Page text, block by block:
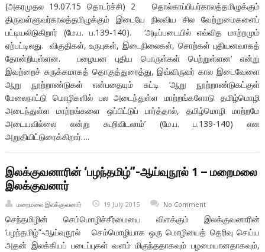
(அகரமுதல 19.07.15 தொடர்ச்சி) 2 தொல்காப்பியர்காலத்தமிழுக்கும்
திருவள்ளுவர்காலத்தமிழுக்கும் இடையே நிலவிய சில வேற்றுமைகளைப்
பட்டியலிடுகிறார் (மே.ப. ப.139-140). ‘அடிப்படையில் எவ்வித மாற்றமும்
ஏற்பட்டிலது. விகுதிகள், உருபுகள், இடைநிலைகள், சொற்கள் புதியனவாகத்
தோன்றியுள்ளன. பழையன புதிய பொருள்கள் பெற்றுள்ளன’ என்று
இவற்றைச் சுருக்கமாகத் தொகுத்துரைத்து, இவ்விருவர் கால இடைவேளை
ஆறு நூற்றாண்டுகள் என்பதையும் சுட்டி ‘ஆறு நூற்றாண்டுகட்குள்
மேலைநாட்டு மொழிகளில் பல அடைந்துள்ள மாற்றங்களோடு தமிழ்மொழி
அடைந்துள்ள மாற்றங்களை ஒப்பிட்டுப் பார்த்தால், தமிழ்மொழி மாற்றமே
அடையவில்லை என்று கூறிவிடலாம்’ (மே.ப. ப.139-140) என
அறுதியிட்டுரைக்கிறார்….
இலக்குவனாரின் ‘பழந்தமிழ்”-ஆய்வுநூல் 1 – மறைமலை
இலக்குவனார்
மறைமலை இலக்குவனார் 19 July 2015 No Comment
செந்தமிழின் செம்மொழிச்சீர்மையை விளக்கும் இலக்குவனாரின்
‘பழந்தமிழ்”-ஆய்வுநூல் செம்மொழியாக ஒரு மொழியைத் தெரிவு செய்ய
அதன் இலக்கியப் படைப்புகள் வளம் மிகுந்ததாகவும் பழமையானதாகவும்,